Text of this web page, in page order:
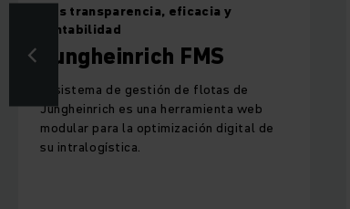
Productos digitales y soluciones
informáticas
Interfaz logística de
Jungheinrich
La interfaz logística de Jungheinrich es
una interfaz de comunicación versátil
que conecta máquinas y procesos del